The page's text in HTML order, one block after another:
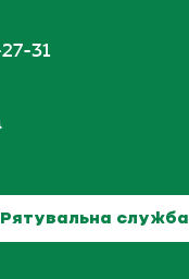
31
Рятувальна служба